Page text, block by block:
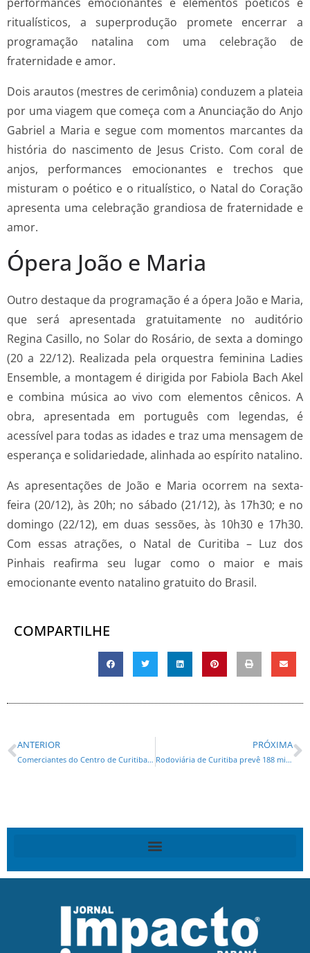
ritualísticos, a superprodução promete encerrar a
programação natalina com uma celebração de
fraternidade e amor.
Dois arautos (mestres de cerimônia) conduzem a plateia
por uma viagem que começa com a Anunciação do Anjo
Gabriel a Maria e segue com momentos marcantes da
história do nascimento de Jesus Cristo. Com coral de
anjos, performances emocionantes e trechos que
misturam o poético e o ritualístico, o Natal do Coração
apresenta uma celebração grandiosa de fraternidade e
amor.
Ópera João e Maria
Outro destaque da programação é a ópera João e Maria,
que será apresentada gratuitamente no auditório
Regina Casillo, no Solar do Rosário, de sexta a domingo
(20 a 22/12). Realizada pela orquestra feminina Ladies
Ensemble, a montagem é dirigida por Fabiola Bach Akel
e combina música ao vivo com elementos cênicos. A
obra, apresentada em português com legendas, é
acessível para todas as idades e traz uma mensagem de
esperança e solidariedade, alinhada ao espírito natalino.
As apresentações de João e Maria ocorrem na sexta-
feira (20/12), às 20h; no sábado (21/12), às 17h30; e no
domingo (22/12), em duas sessões, às 10h30 e 17h30.
Com essas atrações, o Natal de Curitiba – Luz dos
Pinhais reafirma seu lugar como o maior e mais
emocionante evento natalino gratuito do Brasil.
COMPARTILHE
ANTERIOR
Comerciantes do Centro de Curitiba agradecem a Greca pelas benfeitorias na região
PRÓXIMA
Rodoviária de Curitiba prevê 188 mil embarques e desembarques para o Natal